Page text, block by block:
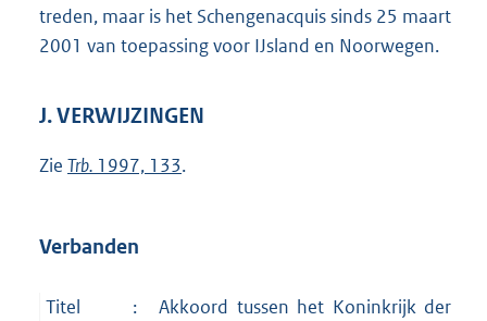
treden, maar is het Schengenacquis sinds 25 maart
2001 van toepassing voor IJsland en Noorwegen.
J. VERWIJZINGEN
Zie Trb. 1997, 133.
Verbanden
Titel :
Akkoord tussen het Koninkrijk der